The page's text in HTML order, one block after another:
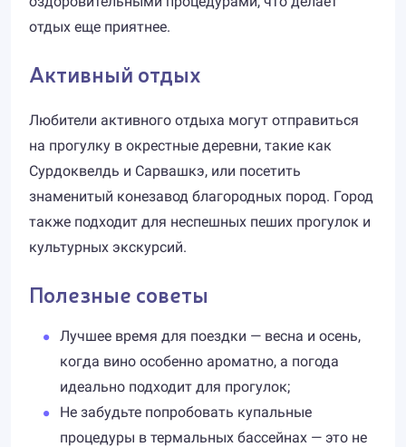
отдых еще приятнее.
Активный отдых
Любители активного отдыха могут отправиться
на прогулку в окрестные деревни, такие как
Сурдоквелдь и Сарвашкэ, или посетить
знаменитый конезавод благородных пород. Город
также подходит для неспешных пеших прогулок и
культурных экскурсий.
Полезные советы
Лучшее время для поездки — весна и осень,
когда вино особенно ароматно, а погода
идеально подходит для прогулок;
Не забудьте попробовать купальные
процедуры в термальных бассейнах — это не